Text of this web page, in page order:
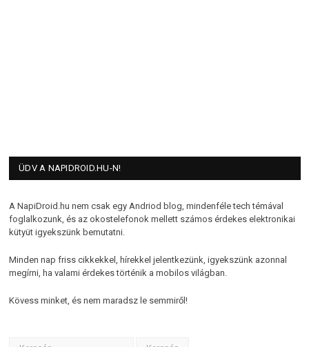
ÜDV A NAPIDROID.HU-N!
A NapiDroid.hu nem csak egy Andriod blog, mindenféle tech témával
foglalkozunk, és az okostelefonok mellett számos érdekes elektronikai
kütyüt igyekszünk bemutatni.
Minden nap friss cikkekkel, hírekkel jelentkezünk, igyekszünk azonnal
megírni, ha valami érdekes történik a mobilos világban.
Kövess minket, és nem maradsz le semmiről!